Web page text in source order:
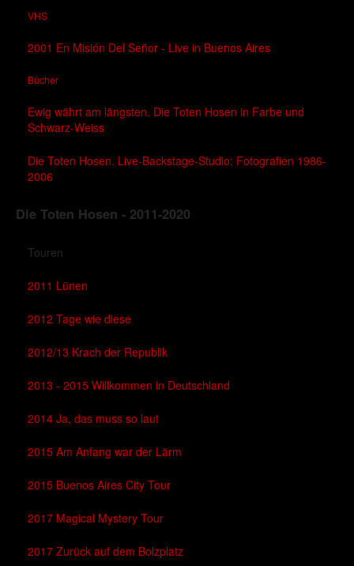
VHS
2001 En Misión Del Señor - Live in Buenos Aires
Bücher
Ewig währt am längsten. Die Toten Hosen in Farbe und
Schwarz-Weiss
Die Toten Hosen. Live-Backstage-Studio: Fotografien 1986-
2006
Die Toten Hosen - 2011-2020
Touren
2011 Lünen
2012 Tage wie diese
2012/13 Krach der Republik
2013 - 2015 Willkommen in Deutschland
2014 Ja, das muss so laut
2015 Am Anfang war der Lärm
2015 Buenos Aires City Tour
2017 Magical Mystery Tour
2017 Zurück auf dem Bolzplatz